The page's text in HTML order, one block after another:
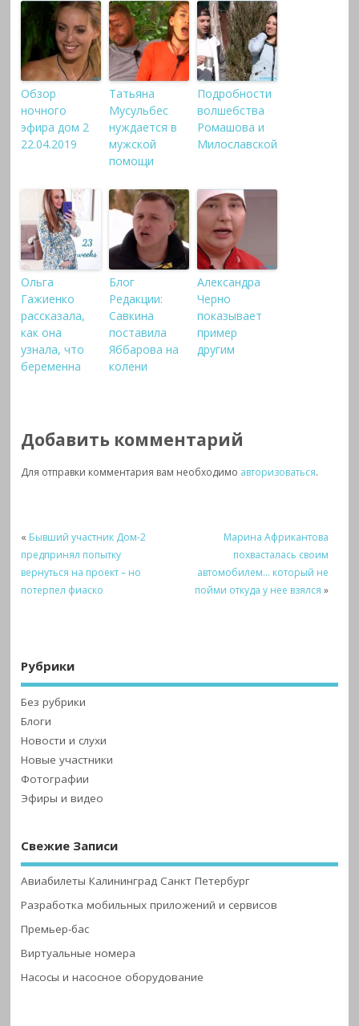
Обзор
ночного
эфира дом 2
22.04.2019
Татьяна
Мусульбес
нуждается в
мужской
помощи
Подробности
волшебства
Ромашова и
Милославской
Ольга
Гажиенко
рассказала,
как она
узнала, что
беременна
Блог
Редакции:
Савкина
поставила
Яббарова на
колени
Александра
Черно
показывает
пример
другим
Добавить комментарий
Для отправки комментария вам необходимо авторизоваться.
« Бывший участник Дом-2
предпринял попытку
вернуться на проект – но
потерпел фиаско
Марина Африкантова
похвасталась своим
автомобилем… который не
пойми откуда у нее взялся »
Рубрики
Без рубрики
Блоги
Новости и слухи
Новые участники
Фотографии
Эфиры и видео
Свежие Записи
Авиабилеты Калининград Санкт Петербург
Разработка мобильных приложений и сервисов
Премьер-бас
Виртуальные номера
Насосы и насосное оборудование